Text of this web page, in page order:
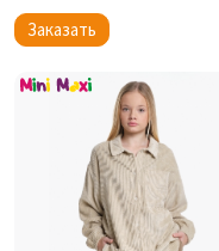
Заказать